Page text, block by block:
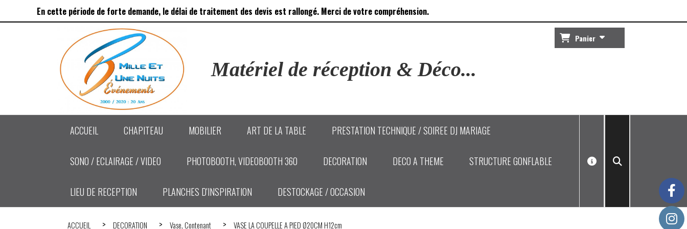
En cette période de forte demande, le délai de traitement des devis est rallongé. Merci de votre compréhension.
Matériel de réception & Déco...
Panier
ACCUEIL CHAPITEAU MOBILIER ART DE LA TABLE PRESTATION TECHNIQUE / SOIREE DJ MARIAGE
SONO / ECLAIRAGE / VIDEO PHOTOBOOTH, VIDEOBOOTH 360 DECORATION DECO A THEME STRUCTURE GONFLABLE
LIEU DE RECEPTION PLANCHES D'INSPIRATION DESTOCKAGE / OCCASION
ACCUEIL DECORATION Vase, Contenant VASE LA COUPELLE A PIED Ø20CM H12cm